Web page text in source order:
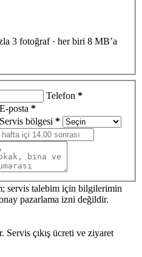
3 fotoğraf · her biri 8 MB’a
Telefon *
E-posta *
Servis bölgesi *
servis talebim için bilgilerimin
pazarlama izni değildir.
Servis çıkış ücreti ve ziyaret